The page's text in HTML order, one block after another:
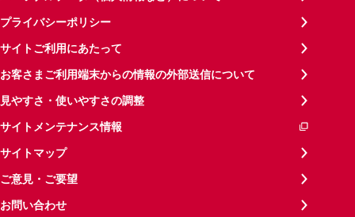
プライバシーポリシー
サイトご利用にあたって
お客さまご利用端末からの情報の外部送信について
見やすさ・使いやすさの調整
サイトメンテナンス情報
サイトマップ
ご意見・ご要望
お問い合わせ